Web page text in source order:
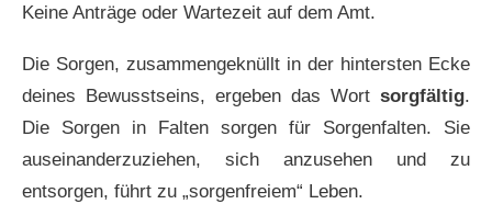
Keine Anträge oder Wartezeit auf dem Amt.
Die Sorgen, zusammengeknüllt in der hintersten Ecke
deines Bewusstseins, ergeben das Wort sorgfältig.
Die Sorgen in Falten sorgen für Sorgenfalten. Sie
auseinanderzuziehen, sich anzusehen und zu
entsorgen, führt zu „sorgenfreiem“ Leben.